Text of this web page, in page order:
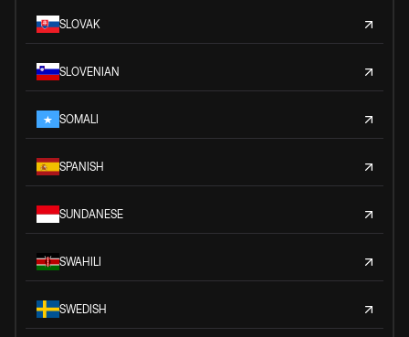
SLOVAK
SLOVENIAN
SOMALI
SPANISH
SUNDANESE
SWAHILI
SWEDISH